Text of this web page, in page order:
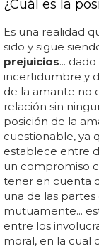
¿Cuál es la
Es una realidad
sido y sigue
prejuicios...
incertidumbre y
de la amante no
relación sin
posición de la
cuestionable, ya
establece entre
un compromiso
tener en cuenta
una de las
mutuamente...
entre los
moral, en la cual